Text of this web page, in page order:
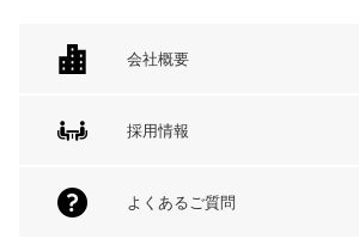
会社概要
採用情報
よくあるご質問